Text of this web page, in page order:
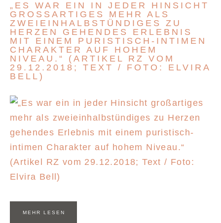
„ES WAR EIN IN JEDER HINSICHT
GROSSARTIGES MEHR ALS Z
WEIEINHALBSTÜNDIGES ZU H
ERZEN GEHENDES ERLEBNIS M
IT EINEM PURISTISCH-INTIMEN C
HARAKTER AUF HOHEM N
IVEAU.“ (ARTIKEL RZ VOM 2
9.12.2018; TEXT / FOTO: ELVIRA B
ELL)
MEHR LESEN